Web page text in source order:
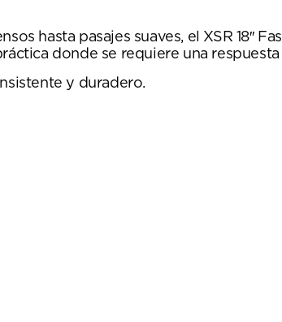
hasta pasajes suaves, el XSR 18″
donde se requiere una
y duradero.